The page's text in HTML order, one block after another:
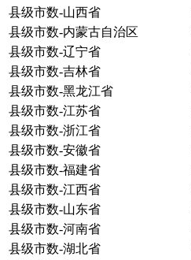
县级市数-山西省
县级市数-内蒙古自治区
县级市数-辽宁省
县级市数-吉林省
县级市数-黑龙江省
县级市数-江苏省
县级市数-浙江省
县级市数-安徽省
县级市数-福建省
县级市数-江西省
县级市数-山东省
县级市数-河南省
县级市数-湖北省